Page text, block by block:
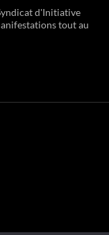
d'Initiative
tout au